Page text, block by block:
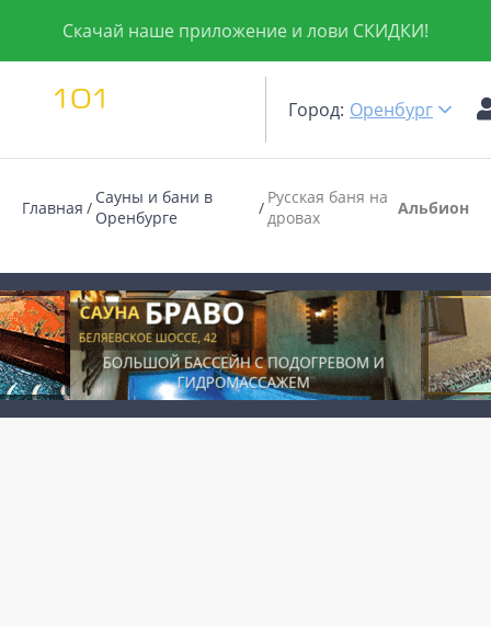
Скачай наше приложение и лови СКИДКИ!
Город: Оренбург
Главная
Сауны и бани в
Оренбурге
Русская баня на
дровах
Альбион